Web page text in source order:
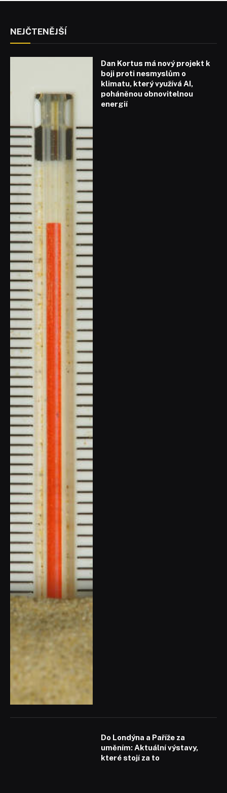
NEJČTENĚJŠÍ
Dan Kortus má nový projekt k
boji proti nesmyslům o
klimatu, který využívá AI,
poháněnou obnovitelnou
energií
Do Londýna a Paříže za
uměním: Aktuální výstavy,
které stojí za to